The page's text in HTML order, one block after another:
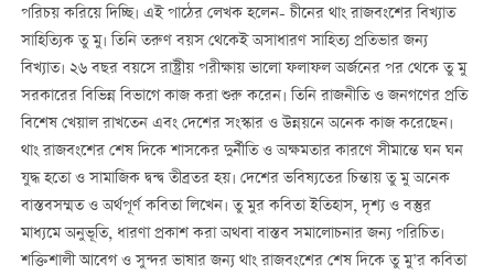
পরিচয় করিয়ে দিচ্ছি। এই পাঠের লেখক হলেন- চীনের থাং রাজবংশের বিখ্যাত
সাহিত্যিক তু মু। তিনি তরুণ বয়স থেকেই অসাধারণ সাহিত্য প্রতিভার জন্য
বিখ্যাত। ২৬ বছর বয়সে রাষ্ট্রীয় পরীক্ষায় ভালো ফলাফল অর্জনের পর থেকে তু মু
সরকারের বিভিন্ন বিভাগে কাজ করা শুরু করেন। তিনি রাজনীতি ও জনগণের প্রতি
বিশেষ খেয়াল রাখতেন এবং দেশের সংস্কার ও উন্নয়নে অনেক কাজ করেছেন।
থাং রাজবংশের শেষ দিকে শাসকের দুর্নীতি ও অক্ষমতার কারণে সীমান্তে ঘন ঘন
যুদ্ধ হতো ও সামাজিক দ্বন্দ্ব তীব্রতর হয়। দেশের ভবিষ্যতের চিন্তায় তু মু অনেক
বাস্তবসম্মত ও অর্থপূর্ণ কবিতা লিখেন। তু মুর কবিতা ইতিহাস, দৃশ্য ও বস্তুর
মাধ্যমে অনুভূতি, ধারণা প্রকাশ করা অথবা বাস্তব সমালোচনার জন্য পরিচিত।
শক্তিশালী আবেগ ও সুন্দর ভাষার জন্য থাং রাজবংশের শেষ দিকে তু মু’র কবিতা